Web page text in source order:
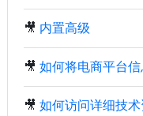
🎥 内置高级
🎥 如何将电商平台
🎥 如何访问详细技